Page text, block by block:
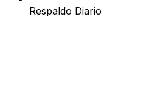
Respaldo Diario